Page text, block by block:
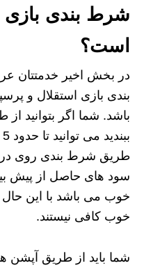
شرط بندی بازی
است؟
در بخش اخیر خدمتتان
بندی بازی استقلال و
باشد. شما اگر بتوانید
طریق شرط بندی روی
سود های حاصل از پیش
خوب می باشد با این
خوب کافی نیستند.
شما باید از طریق آپشن